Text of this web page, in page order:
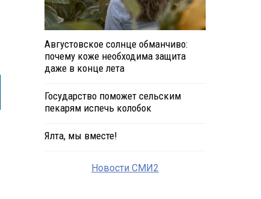
Августовское солнце обманчиво:
почему коже необходима защита
даже в конце лета
Государство поможет сельским
пекарям испечь колобок
Ялта, мы вместе!
Новости СМИ2